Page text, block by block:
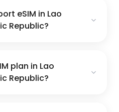
eSIM in Lao
Republic?
plan in Lao
Republic?